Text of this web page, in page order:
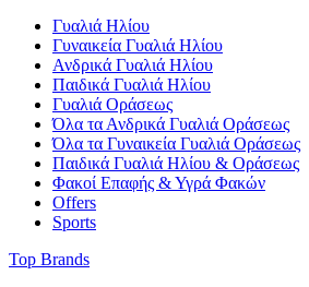
Γυαλιά Ηλίου
Γυναικεία Γυαλιά Ηλίου
Ανδρικά Γυαλιά Ηλίου
Παιδικά Γυαλιά Ηλίου
Γυαλιά Οράσεως
Όλα τα Ανδρικά Γυαλιά Οράσεως
Όλα τα Γυναικεία Γυαλιά Οράσεως
Παιδικά Γυαλιά Ηλίου & Οράσεως
Φακοί Επαφής & Υγρά Φακών
Offers
Sports
Top Brands